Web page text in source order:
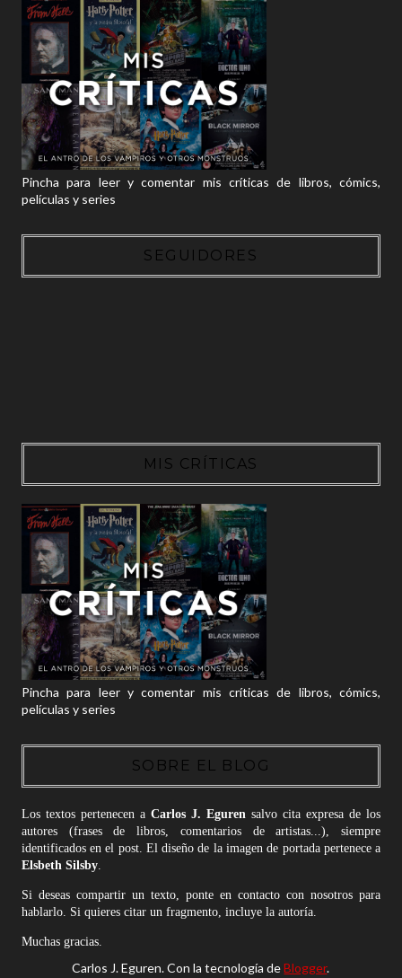
Pincha para leer y comentar mis críticas de libros, cómics,
películas y series
SEGUIDORES
MIS CRÍTICAS
Pincha para leer y comentar mis críticas de libros, cómics,
películas y series
SOBRE EL BLOG
Los textos pertenecen a Carlos J. Egurensalvo cita expresa de los
autores (frases de libros, comentarios de artistas...), siempre
identificados en el post. El diseño de la imagen de portada pertenece a
Elsbeth Silsby.
Si deseas compartir un texto, ponte en contacto con nosotros para
hablarlo. Si quieres citar un fragmento, incluye la autoría.
Muchas gracias.
Carlos J. Eguren. Con la tecnología deBlogger.